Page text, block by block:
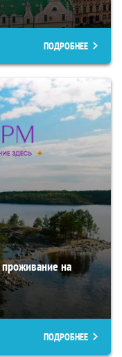
ПОДРОБНЕЕ
проживание на
ПОДРОБНЕЕ